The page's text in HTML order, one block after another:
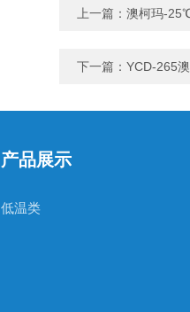
上一篇： 澳柯玛-
下一篇： YCD-265
产品展示
低温类